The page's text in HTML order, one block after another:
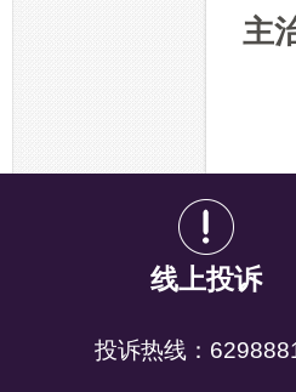
主
线上投诉
投诉热线：